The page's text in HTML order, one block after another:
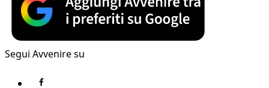
Segui Avvenire su